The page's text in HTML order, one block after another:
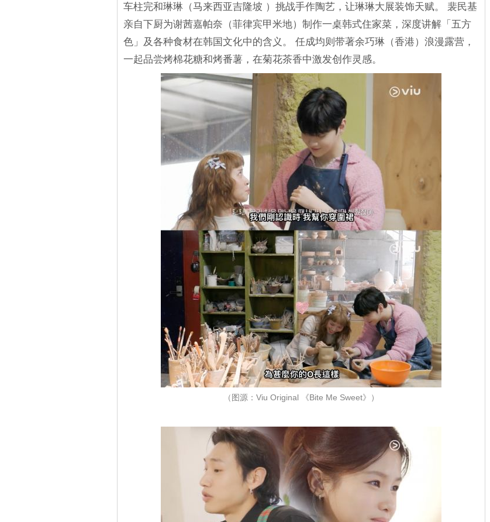
车柱完和琳琳（马来西亚吉隆坡 ）挑战手作陶艺，让琳琳大展装饰天赋。 裴民基
亲自下厨为谢茜嘉帕奈（菲律宾甲米地）制作一桌韩式住家菜，深度讲解「五方
色」及各种食材在韩国文化中的含义。 任成均则带著余巧琳（香港）浪漫露营，
一起品尝烤棉花糖和烤番薯，在菊花茶香中激发创作灵感。
（图源：Viu Original 《Bite Me Sweet》）